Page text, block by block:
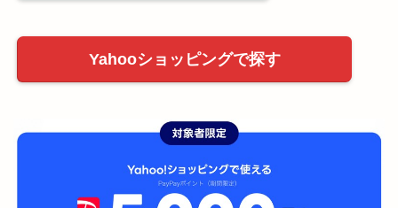
Yahooショッピングで探す